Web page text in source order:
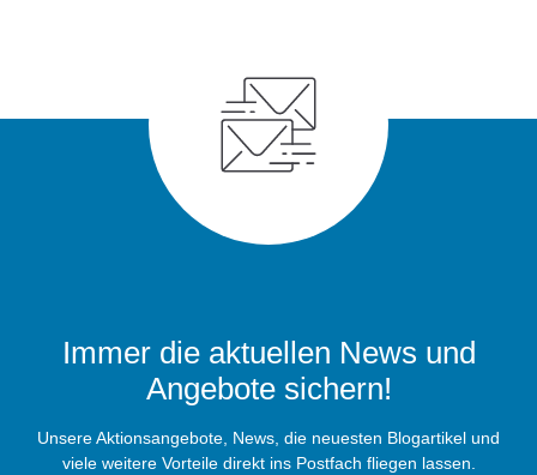
Immer die aktuellen News und
Angebote sichern!
Unsere Aktionsangebote, News, die neuesten Blogartikel und
viele weitere Vorteile direkt ins Postfach fliegen lassen.